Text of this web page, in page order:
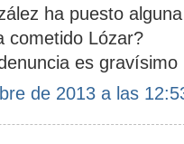
ha puesto
cometido Lózar?
es gravísimo
de 2013 a las